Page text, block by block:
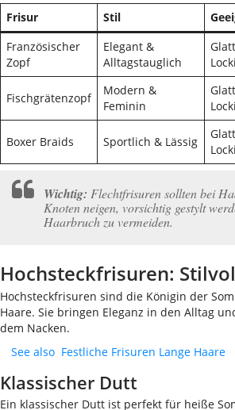
Frisur
Stil
Französischer
Zopf
Elegant &
Alltagstauglich
Fischgrätenzopf
Modern &
Feminin
Boxer Braids Sportlich & Lässig
Wichtig: Flechtfrisuren sollten bei
Knoten neigen, vorsichtig gestylt
Haarbruch zu vermeiden.
Hochsteckfrisuren:
Hochsteckfrisuren sind die Königin der
Haare. Sie bringen Eleganz in den Alltag
dem Nacken.
See also Festliche Frisuren Lange Haare
Klassischer Dutt
Ein klassischer Dutt ist perfekt für heiße